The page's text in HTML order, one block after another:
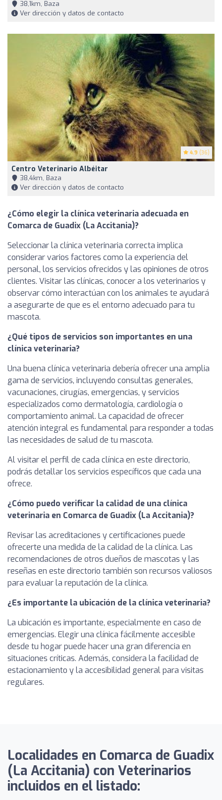
38,1km, Baza
Ver dirección y datos de contacto
4.9 (36)
Centro Veterinario Albéitar
38,4km, Baza
Ver dirección y datos de contacto
¿Cómo elegir la clínica veterinaria adecuada en
Comarca de Guadix (La Accitania)?
Seleccionar la clínica veterinaria correcta implica
considerar varios factores como la experiencia del
personal, los servicios ofrecidos y las opiniones de otros
clientes. Visitar las clínicas, conocer a los veterinarios y
observar cómo interactúan con los animales te ayudará
a asegurarte de que es el entorno adecuado para tu
mascota.
¿Qué tipos de servicios son importantes en una
clínica veterinaria?
Una buena clínica veterinaria debería ofrecer una amplia
gama de servicios, incluyendo consultas generales,
vacunaciones, cirugías, emergencias, y servicios
especializados como dermatología, cardiología o
comportamiento animal. La capacidad de ofrecer
atención integral es fundamental para responder a todas
las necesidades de salud de tu mascota.
Al visitar el perfil de cada clínica en este directorio,
podrás detallar los servicios específicos que cada una
ofrece.
¿Cómo puedo verificar la calidad de una clínica
veterinaria en Comarca de Guadix (La Accitania)?
Revisar las acreditaciones y certificaciones puede
ofrecerte una medida de la calidad de la clínica. Las
recomendaciones de otros dueños de mascotas y las
reseñas en este directorio también son recursos valiosos
para evaluar la reputación de la clínica.
¿Es importante la ubicación de la clínica veterinaria?
La ubicación es importante, especialmente en caso de
emergencias. Elegir una clínica fácilmente accesible
desde tu hogar puede hacer una gran diferencia en
situaciones críticas. Además, considera la facilidad de
estacionamiento y la accesibilidad general para visitas
regulares.
Localidades en Comarca de Guadix
(La Accitania) con Veterinarios
incluidos en el listado: